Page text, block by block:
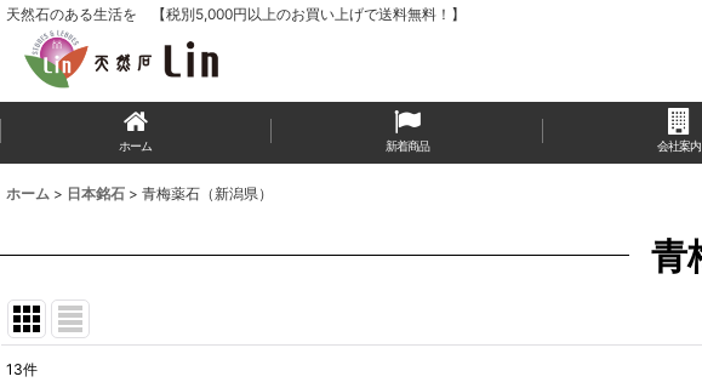
天然石のある生活を 【税別5,000円以上のお買い上げで送料無料！】
ホーム 新着商品 会社案内
ホーム > 日本銘石 > 青梅薬石（新潟県）
青
13件